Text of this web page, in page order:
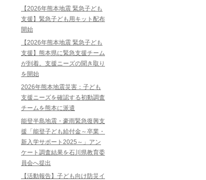
【2026年熊本地震 緊急子ども
支援】緊急子ども用キット配布
開始
【2026年熊本地震 緊急子ども
支援】熊本県に緊急支援チーム
が到着。支援ニーズの聞き取り
を開始
2026年熊本地震災害：子ども
支援ニーズを確認する初動調査
チームを熊本に派遣
能登半島地震・豪雨緊急復興支
援「能登子ども給付金～卒業・
新入学サポート2025～」アン
ケート調査結果を石川県教育委
員会へ提出
【活動報告】子ども向け防災イ